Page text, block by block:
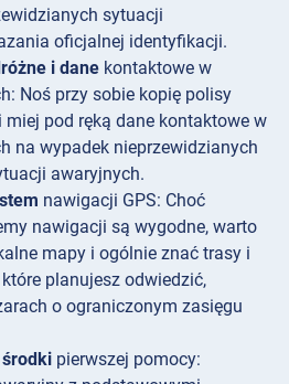
sytuacji
oficjalnej identyfikacji.
i dane kontaktowe w
Noś przy sobie kopię polisy
miej pod ręką dane kontaktowe w
na wypadek nieprzewidzianych
awaryjnych.
nawigacji GPS: Choć
nawigacji są wygodne, warto
mapy i ogólnie znać trasy i
planujesz odwiedzić,
o ograniczonym zasięgu
pierwszej pomocy: